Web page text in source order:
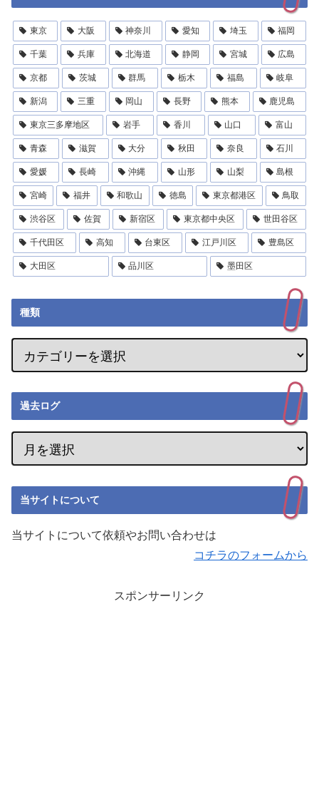
東京 大阪 神奈川 愛知 埼玉 福岡
千葉 兵庫 北海道 静岡 宮城 広島
京都 茨城 群馬 栃木 福島 岐阜
新潟 三重 岡山 長野 熊本 鹿児島
東京三多摩地区 岩手 香川 山口 富山
青森 滋賀 大分 秋田 奈良 石川
愛媛 長崎 沖縄 山形 山梨 島根
宮崎 福井 和歌山 徳島 東京都港区 鳥取
渋谷区 佐賀 新宿区 東京都中央区 世田谷区
千代田区 高知 台東区 江戸川区 豊島区
大田区 品川区 墨田区
種類
過去ログ
当サイトについて
当サイトについて依頼やお問い合わせは
コチラのフォームから
スポンサーリンク